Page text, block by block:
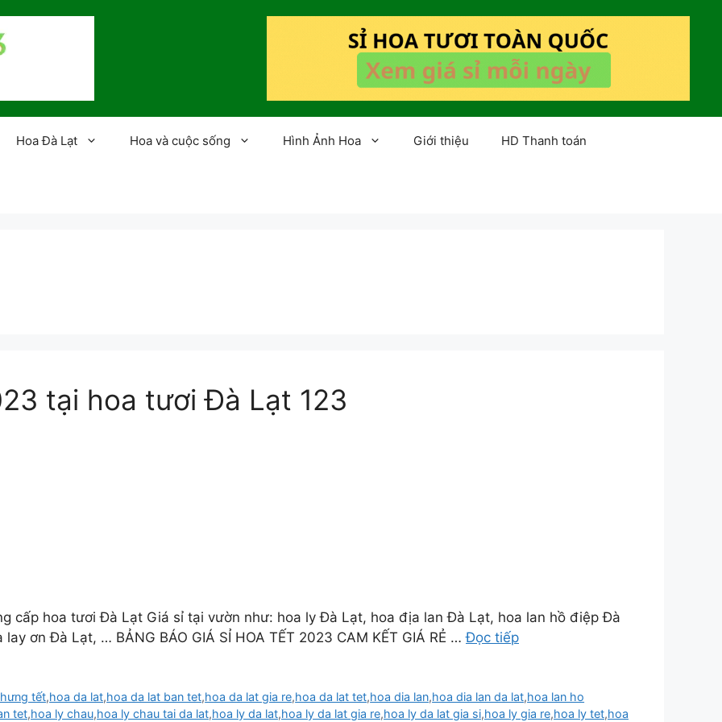
Hoa Đà Lạt Hoa và cuộc sống Hình Ảnh Hoa Giới thiệu HD Thanh toán
tại hoa tươi Đà Lạt 123
cấp hoa tươi Đà Lạt Giá sỉ tại vườn như: hoa ly Đà Lạt, hoa địa lan Đà Lạt, hoa lan hồ điệp Đà
ơn Đà Lạt, … BẢNG BÁO GIÁ SỈ HOA TẾT 2023 CAM KẾT GIÁ RẺ …Đọc tiếp
tết,hoa da lat,hoa da lat ban tet,hoa da lat gia re,hoa da lat tet,hoa dia lan,hoa dia lan da lat,hoa lan ho
tet,hoa ly chau,hoa ly chau tai da lat,hoa ly da lat,hoa ly da lat gia re,hoa ly da lat gia si,hoa ly gia re,hoa ly tet,hoa